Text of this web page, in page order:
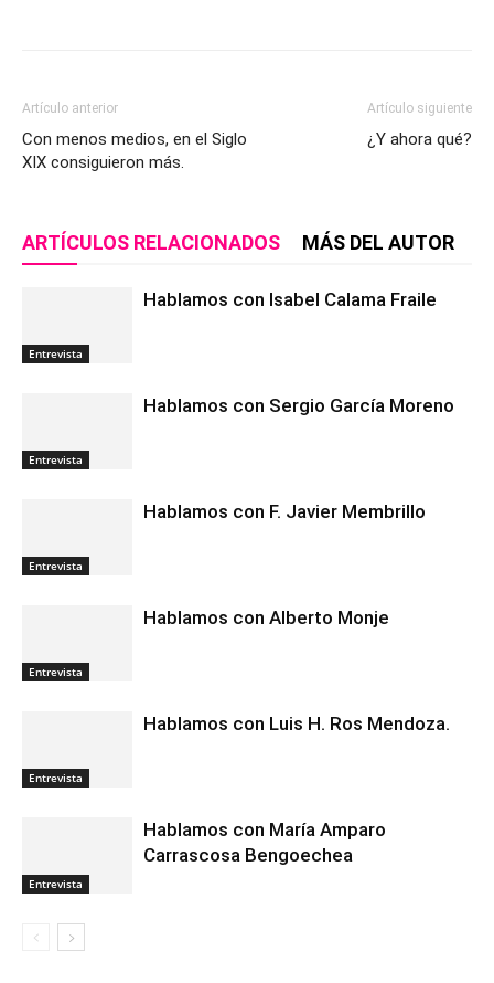
Artículo anterior
Con menos medios, en el Siglo
XIX consiguieron más.
Artículo siguiente
¿Y ahora qué?
ARTÍCULOS RELACIONADOS MÁS DEL AUTOR
Entrevista
Hablamos con Isabel Calama Fraile
Entrevista
Hablamos con Sergio García Moreno
Entrevista
Hablamos con F. Javier Membrillo
Entrevista
Hablamos con Alberto Monje
Entrevista
Hablamos con Luis H. Ros Mendoza.
Entrevista
Hablamos con María Amparo
Carrascosa Bengoechea